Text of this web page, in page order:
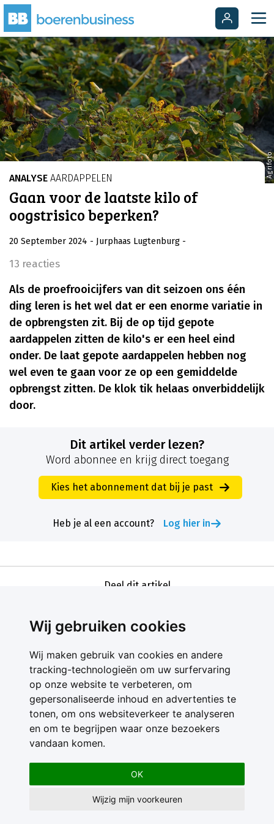
Wij gebruiken cookies
Wij maken gebruik van cookies en andere
tracking-technologieën om uw surfervaring
op onze website te verbeteren, om
gepersonaliseerde inhoud en advertenties te
tonen, om ons websiteverkeer te analyseren
en om te begrijpen waar onze bezoekers
vandaan komen.
OK
Wijzig mijn voorkeuren
Agrifoto
ANALYSE AARDAPPELEN
Gaan voor de laatste kilo of
oogstrisico beperken?
20 September 2024 - Jurphaas Lugtenburg -
13 reacties
Als de proefrooicijfers van dit seizoen ons één
ding leren is het wel dat er een enorme variatie in
de opbrengsten zit. Bij de op tijd gepote
aardappelen zitten de kilo's er een heel eind
onder. De laat gepote aardappelen hebben nog
wel even te gaan voor ze op een gemiddelde
opbrengst zitten. De klok tik helaas onverbiddelijk
door.
Dit artikel verder lezen?
Word abonnee en krijg direct toegang
Kies het abonnement dat bij je past
Heb je al een account? Log hier in
Deel dit artikel
Contact
Feedback
Nieuwsbrief
Adverteren
Gebruikersvoorwaarden
Privacy Statement